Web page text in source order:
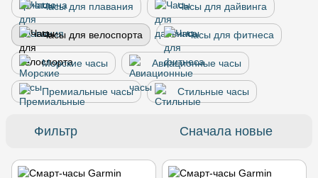
Часы для плавания Часы для дайвинга
Часы для велоспорта Часы для фитнеса
Морские часы Авиационные часы
Премиальные часы Стильные часы
Фильтр Сначала новые